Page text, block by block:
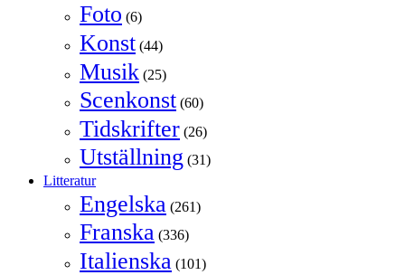
Foto (6)
Konst (44)
Musik (25)
Scenkonst (60)
Tidskrifter (26)
Utställning (31)
Litteratur
Engelska (261)
Franska (336)
Italienska (101)